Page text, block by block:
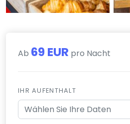
Ab 69 EUR pro Nacht
IHR AUFENTHALT